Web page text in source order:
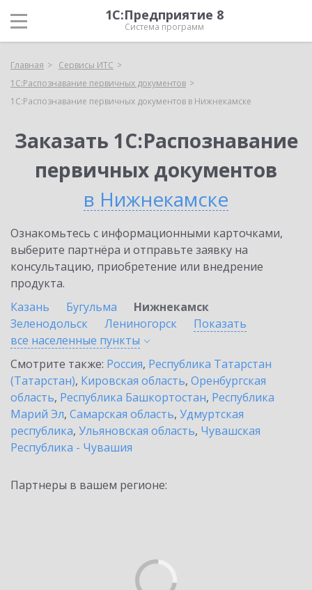
1С:Предприятие 8
Система программ
Главная
Сервисы ИТС
1С:Распознавание первичных документов
1С:Распознавание первичных документов в Нижнекамске
Заказать 1С:Распознавание
первичных документов
в Нижнекамске
Ознакомьтесь с информационными карточками,
выберите партнёра и отправьте заявку на
консультацию, приобретение или внедрение
продукта.
Казань
Бугульма
Нижнекамск
Зеленодольск
Лениногорск
Показать
все населенные пункты
Смотрите также: Россия, Республика Татарстан
(Татарстан), Кировская область, Оренбургская
область, Республика Башкортостан, Республика
Марий Эл, Самарская область, Удмуртская
республика, Ульяновская область, Чувашская
Республика - Чувашия
Партнеры в вашем регионе: